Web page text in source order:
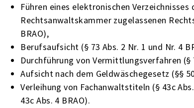
Führen eines elektronischen
Rechtsanwaltskammer zugelassenen
BRAO),
Berufsaufsicht (§ 73 Abs. 2 Nr. 1 und Nr. 4
Durchführung von Vermittlungsverfahren (§
Aufsicht nach dem Geldwäschegesetz (§§
Verleihung von Fachanwaltstiteln (§ 43c
43c Abs. 4 BRAO).